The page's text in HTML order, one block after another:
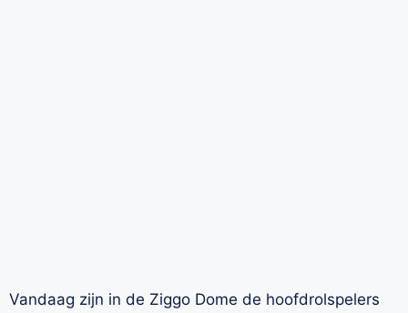
Vandaag zijn in de Ziggo Dome de hoofdrolspelers